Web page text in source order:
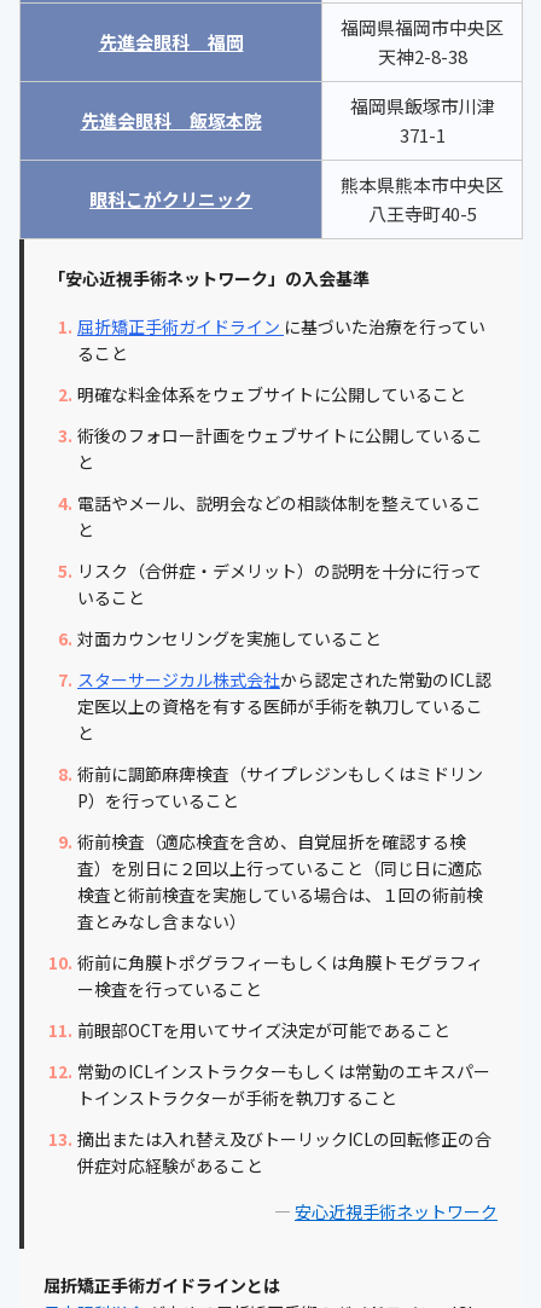
先進会眼科 福岡
福岡県福岡市中央区
天神2-8-38
先進会眼科 飯塚本院
福岡県飯塚市川津
371-1
眼科こがクリニック
熊本県熊本市中央区
八王寺町40-5
「安心近視手術ネットワーク」の入会基準
屈折矯正手術ガイドライン に基づいた治療を行ってい
ること
明確な料金体系をウェブサイトに公開していること
術後のフォロー計画をウェブサイトに公開しているこ
と
電話やメール、説明会などの相談体制を整えているこ
と
リスク（合併症・デメリット）の説明を十分に行って
いること
対面カウンセリングを実施していること
スターサージカル株式会社から認定された常勤のICL認
定医以上の資格を有する医師が手術を執刀しているこ
と
術前に調節麻痺検査（サイプレジンもしくはミドリン
P）を行っていること
術前検査（適応検査を含め、自覚屈折を確認する検
査）を別日に２回以上行っていること（同じ日に適応
検査と術前検査を実施している場合は、１回の術前検
査とみなし含まない）
術前に角膜トポグラフィーもしくは角膜トモグラフィ
ー検査を行っていること
前眼部OCTを用いてサイズ決定が可能であること
常勤のICLインストラクターもしくは常勤のエキスパー
トインストラクターが手術を執刀すること
摘出または入れ替え及びトーリックICLの回転修正の合
併症対応経験があること
— 安心近視手術ネットワーク
屈折矯正手術ガイドラインとは